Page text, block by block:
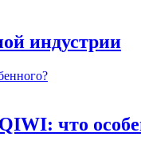
индустрии
что